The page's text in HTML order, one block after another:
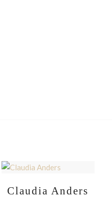
Claudia Anders